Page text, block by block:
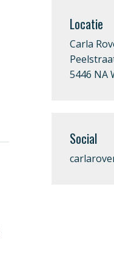
Locatie
Carla
5446 NA
Social